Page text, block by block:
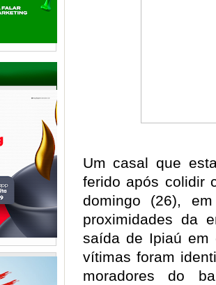
Um casal que
ferido após colidir
domingo (26),
proximidades da
saída de Ipiaú em
vítimas foram
moradores do